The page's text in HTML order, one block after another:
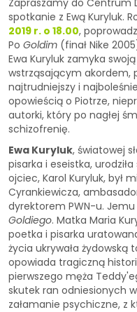
Zapraszamy do Centrum
spotkanie z Ewą Kuryluk.
2019 r. o 18.00,
Po Goldim (finał Nike
Ewa Kuryluk zamyka
wstrząsającym akordem,
najtrudniejszy i
opowieścią o Piotrze,
autorki, który po nagłej
schizofrenię.
Ewa Kuryluk, światowej
pisarka i eseistka,
ojciec, Karol Kuryluk, był
Cyrankiewicza,
dyrektorem PWN-u. Jemu
Goldiego. Matka Maria
poetka i pisarka
życia ukrywała żydowską
opowiada tragiczną
pierwszego męża
skutek ran odniesionych
załamanie psychiczne, z